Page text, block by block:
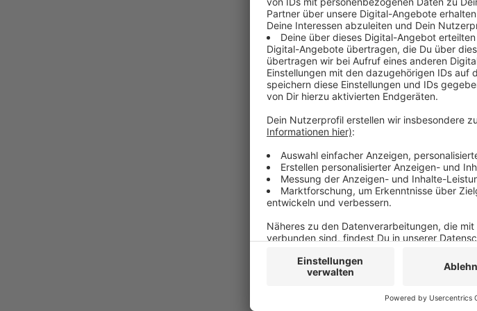
(dpa) - Zwei
Bezirksregierung
Landesbetrieb
Verwaltungsgericht
Prozessionsweg
die Straßenbauer
im östlichen
Denkmalschützer
Wegeverbindung aus
Dass der Weg mit
Prozessionen genutzt
Mitteilung des
am Erhalt und der
Anzeige